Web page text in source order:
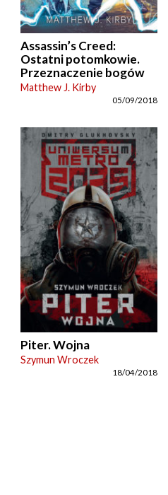
Assassin’s Creed:
Ostatni potomkowie.
Przeznaczenie bogów
Matthew J. Kirby
05/09/2018
Piter. Wojna
Szymun Wroczek
18/04/2018